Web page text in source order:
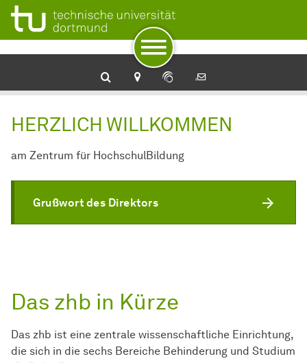
Zur Navigation
Zum Schnellzugriff
Zum Fuß der Seite mit weiteren Services
Zum Inhalt
Zur Startseite
HERZLICH WILLKOMMEN
am Zentrum für HochschulBildung
Grußwort des Direktors
Das zhb in Kürze
Das zhb ist eine zentrale wissenschaftliche Einrichtung,
die sich in die sechs Bereiche Behinderung und Studium